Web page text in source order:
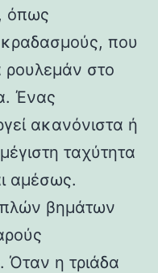
όπως
κραδασμούς, που
στο
Ένας
ακανόνιστα ή
ταχύτητα
αμέσως.
βημάτων
Όταν η τριάδα